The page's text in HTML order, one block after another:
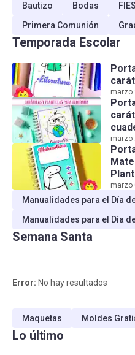
Bautizo Bodas
Primera Comunión
Temporada Escolar
marzo
marzo
marzo
Manualidades para el Día
Manualidades para el Día
Semana Santa
Error: No hay resultados
Maquetas Moldes
Lo último